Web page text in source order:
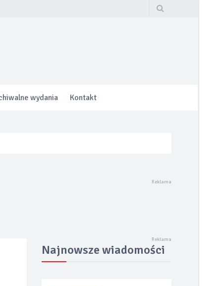
wydania Kontakt
FastbackNajnowsze wiadomości